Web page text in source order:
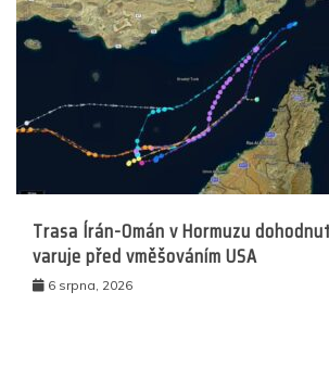
Trasa Írán-Omán v Hormuzu
varuje před vměšováním USA
6 srpna, 2026